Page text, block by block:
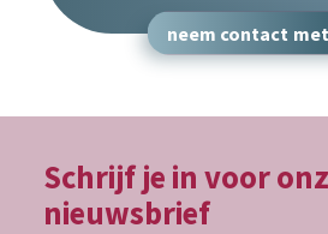
neem contact
Schrijf je in voor
nieuwsbrief